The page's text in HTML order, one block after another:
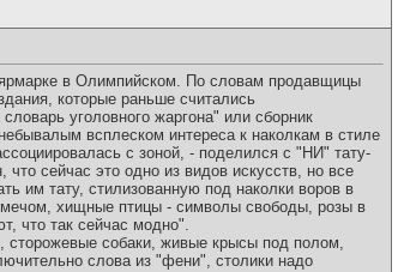
в Олимпийском. По словам продавщицы
которые раньше считались
уголовного жаргона" или сборник
всплеском интереса к наколкам в стиле
с зоной, - поделился с "НИ" тату-
сейчас это одно из видов искусств, но все
им тату, стилизованную под наколки воров в
мечом, хищные птицы - символы свободы, розы в
что так сейчас модно".
собаки, живые крысы под полом,
слова из "фени", столики надо